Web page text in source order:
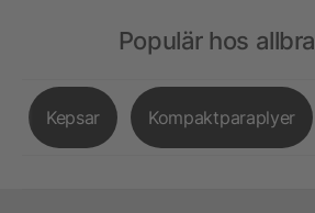
Populär hos
Kepsar Kompaktparaplyer